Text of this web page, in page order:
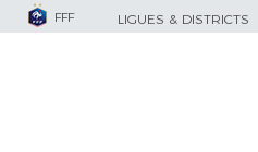
FFF LIGUES & DISTRICTS